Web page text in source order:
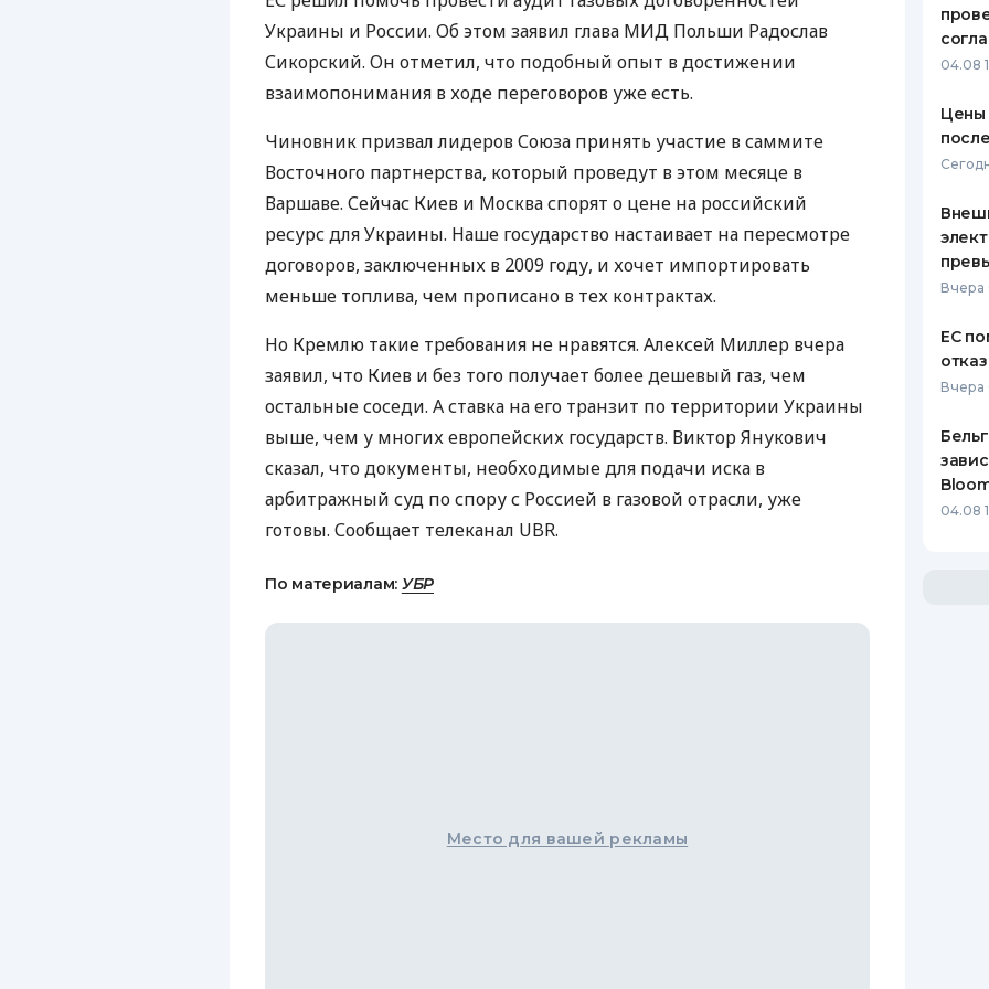
ЕЖЕМЕСЯЧНЫЙ ОБЗОР
КЕШБЭКА
Украины и России. Об этом заявил глава МИД Польши Радослав
Сикорский. Он отметил, что подобный опыт в достижении
взаимопонимания в ходе переговоров уже есть.
Чиновник призвал лидеров Союза принять участие в саммите
Восточного партнерства, который проведут в этом месяце в
Варшаве. Сейчас Киев и Москва спорят о цене на российский
ресурс для Украины. Наше государство настаивает на пересмотре
договоров, заключенных в 2009 году, и хочет импортировать
меньше топлива, чем прописано в тех контрактах.
Но Кремлю такие требования не нравятся. Алексей Миллер вчера
заявил, что Киев и без того получает более дешевый газ, чем
остальные соседи. А ставка на его транзит по территории Украины
выше, чем у многих европейских государств. Виктор Янукович
сказал, что документы, необходимые для подачи иска в
арбитражный суд по спору с Россией в газовой отрасли, уже
готовы. Сообщает телеканал UBR.
По материалам: УБР
Место для вашей рекламы
04.08
Цены
Вчера
ЕС
Вчера
04.08